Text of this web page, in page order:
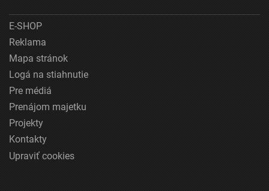
E-SHOP
Reklama
Mapa stránok
Logá na stiahnutie
Pre médiá
Prenájom majetku
Projekty
Kontakty
Upraviť cookies